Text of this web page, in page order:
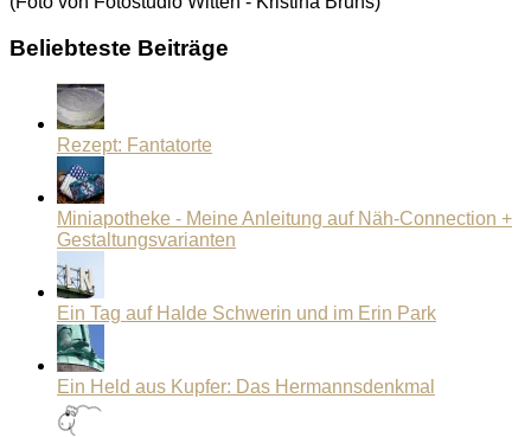
Beliebteste Beiträge
Rezept: Fantatorte
Miniapotheke - Meine Anleitung auf Näh-Connection +
Gestaltungsvarianten
Ein Tag auf Halde Schwerin und im Erin Park
Ein Held aus Kupfer: Das Hermannsdenkmal